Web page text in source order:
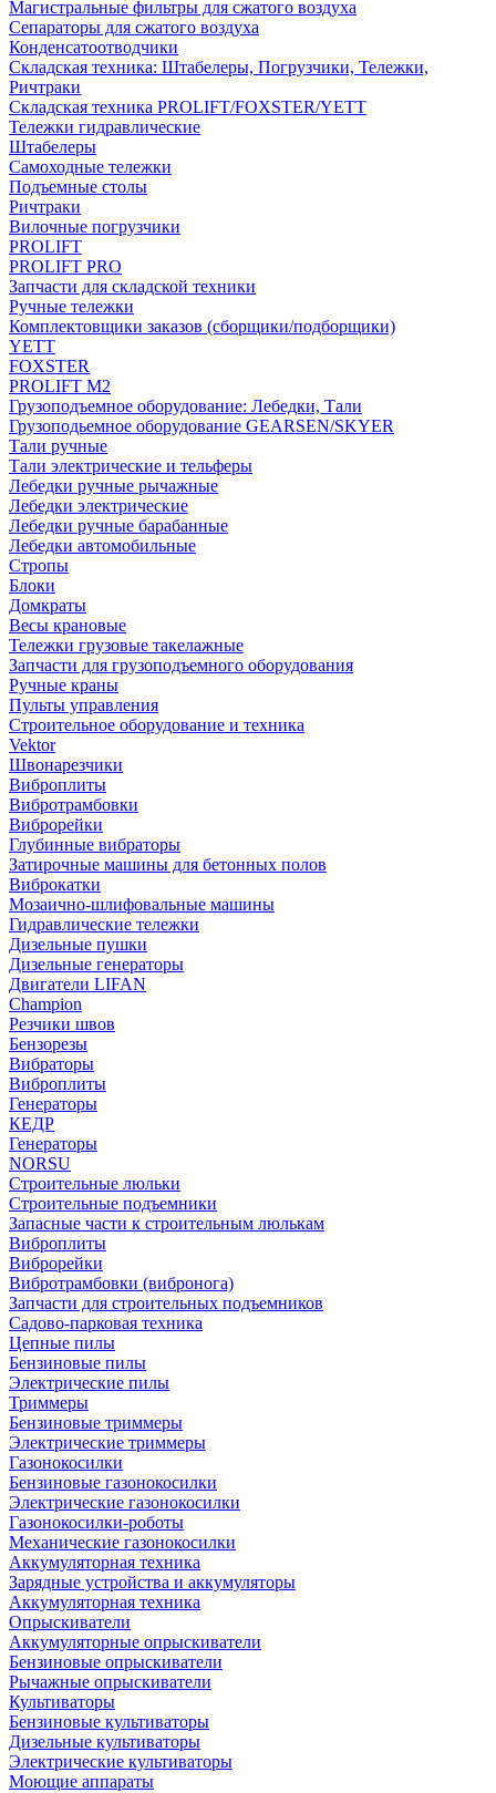
Магистральные фильтры для сжатого воздуха
Сепараторы для сжатого воздуха
Конденсатоотводчики
Складская техника: Штабелеры, Погрузчики, Тележки,
Ричтраки
Складская техника PROLIFT/FOXSTER/YETT
Тележки гидравлические
Штабелеры
Самоходные тележки
Подъемные столы
Ричтраки
Вилочные погрузчики
PROLIFT
PROLIFT PRO
Запчасти для складской техники
Ручные тележки
Комплектовщики заказов (сборщики/подборщики)
YETT
FOXSTER
PROLIFT M2
Грузоподъемное оборудование: Лебедки, Тали
Грузоподьемное оборудование GEARSEN/SKYER
Тали ручные
Тали электрические и тельферы
Лебедки ручные рычажные
Лебедки электрические
Лебедки ручные барабанные
Лебедки автомобильные
Стропы
Блоки
Домкраты
Весы крановые
Тележки грузовые такелажные
Запчасти для грузоподъемного оборудования
Ручные краны
Пульты управления
Строительное оборудование и техника
Vektor
Швонарезчики
Виброплиты
Вибротрамбовки
Виброрейки
Глубинные вибраторы
Затирочные машины для бетонных полов
Виброкатки
Мозаично-шлифовальные машины
Гидравлические тележки
Дизельные пушки
Дизельные генераторы
Двигатели LIFAN
Champion
Резчики швов
Бензорезы
Вибраторы
Виброплиты
Генераторы
КЕДР
Генераторы
NORSU
Строительные люльки
Строительные подъемники
Запасные части к строительным люлькам
Виброплиты
Виброрейки
Вибротрамбовки (вибронога)
Запчасти для строительных подъемников
Садово-парковая техника
Цепные пилы
Бензиновые пилы
Электрические пилы
Триммеры
Бензиновые триммеры
Электрические триммеры
Газонокосилки
Бензиновые газонокосилки
Электрические газонокосилки
Газонокосилки-роботы
Механические газонокосилки
Аккумуляторная техника
Зарядные устройства и аккумуляторы
Аккумуляторная техника
Опрыскиватели
Аккумуляторные опрыскиватели
Бензиновые опрыскиватели
Рычажные опрыскиватели
Культиваторы
Бензиновые культиваторы
Дизельные культиваторы
Электрические культиваторы
Моющие аппараты